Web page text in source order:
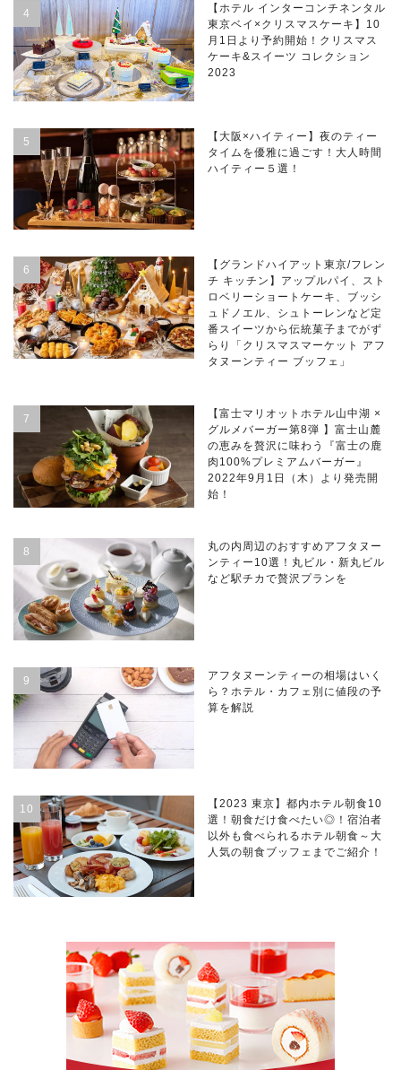
【ホテル インターコンチネンタル
東京ベイ×クリスマスケーキ】10
月1日より予約開始！クリスマス
ケーキ&スイーツ コレクション
2023
【大阪×ハイティー】夜のティー
タイムを優雅に過ごす！大人時間
ハイティー５選！
【グランドハイアット東京/フレン
チ キッチン】アップルパイ、スト
ロベリーショートケーキ、ブッシ
ュドノエル、シュトーレンなど定
番スイーツから伝統菓子までがず
らり「クリスマスマーケット アフ
タヌーンティー ブッフェ」
【富士マリオットホテル山中湖 ×
グルメバーガー第8弾 】富士山麓
の恵みを贅沢に味わう『富士の鹿
肉100%プレミアムバーガー』
2022年9月1日（木）より発売開
始！
丸の内周辺のおすすめアフタヌー
ンティー10選！丸ビル・新丸ビル
など駅チカで贅沢プランを
アフタヌーンティーの相場はいく
ら？ホテル・カフェ別に値段の予
算を解説
【2023 東京】都内ホテル朝食10
選！朝食だけ食べたい◎！宿泊者
以外も食べられるホテル朝食～大
人気の朝食ブッフェまでご紹介！